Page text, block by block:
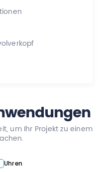
um Ihr Projekt zu einem
Uhren